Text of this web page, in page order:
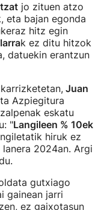
jo zituen atzo
eta bajan egonda
hitz egin
k ez ditu hitzok
datuekin erantzun
Juan
Azpiegitura
eskatu
"Langileen % 10ek
hiruk ez
2024an. Argi
gutxiago
gainean jarri
ez gaixotasun